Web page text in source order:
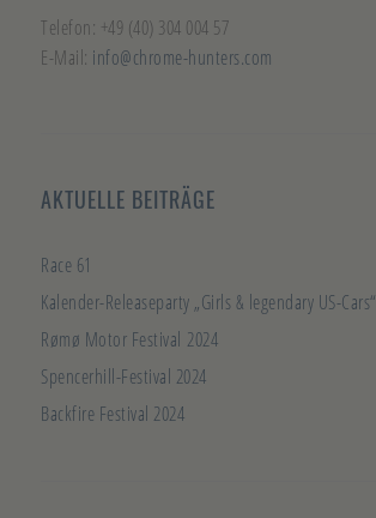
Telefon: +49 (40) 304 004 57
E-Mail: info@chrome-hunters.com
AKTUELLE BEITRÄGE
Race 61
Kalender-Releaseparty „Girls & legendary US-Cars“
Rømø Motor Festival 2024
Spencerhill-Festival 2024
Backfire Festival 2024